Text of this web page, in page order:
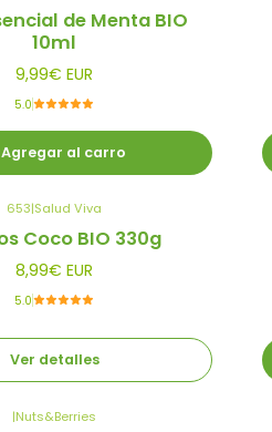
de Menta BIO
10ml
9,99€ EUR
5.0
Agregar al carro
653|Salud Viva
Coco BIO 330g
8,99€ EUR
5.0
Ver detalles
|Nuts&Berries